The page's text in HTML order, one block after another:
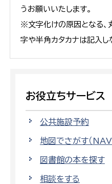
うお願いいたします。
※文字化けの原因となる
字や半角カタカナは記入し
お役立ちサービス
公共施設予約
地図でさがす（
図書館の本を探す
相談をする